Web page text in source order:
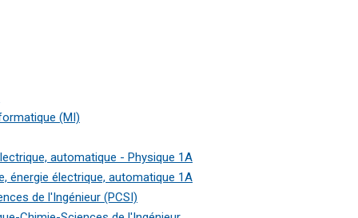
(MI)
automatique - Physique 1A
énergie électrique, automatique 1A
de l'Ingénieur (PCSI)